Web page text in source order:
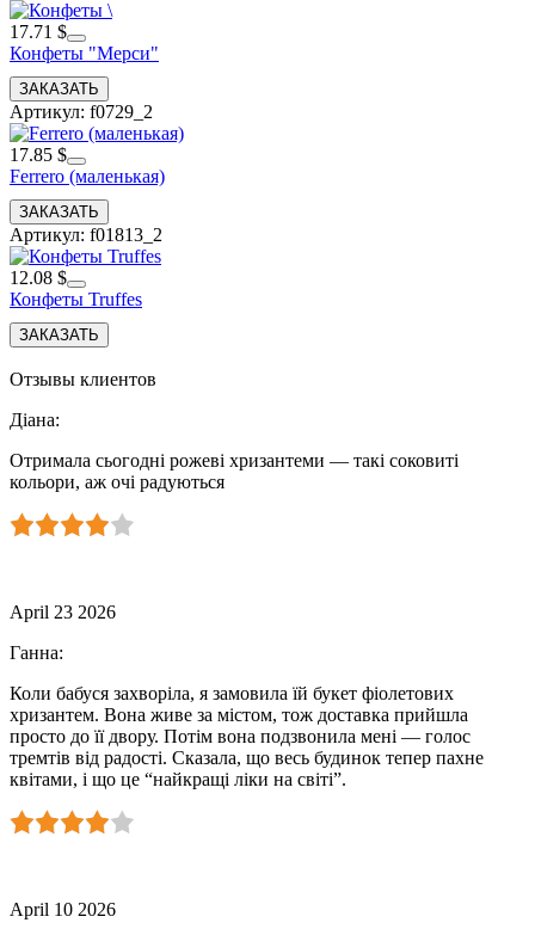
17.71 $
Конфеты "Мерси"
Артикул: f0729_2
17.85 $
Ferrero (маленькая)
Артикул: f01813_2
12.08 $
Конфеты Truffes
Отзывы клиентов
Діана:
Отримала сьогодні рожеві хризантеми — такі соковиті
кольори, аж очі радуються
April 23 2026
Ганна:
Коли бабуся захворіла, я замовила їй букет фіолетових
хризантем. Вона живе за містом, тож доставка прийшла
просто до її двору. Потім вона подзвонила мені — голос
тремтів від радості. Сказала, що весь будинок тепер пахне
квітами, і що це “найкращі ліки на світі”.
April 10 2026